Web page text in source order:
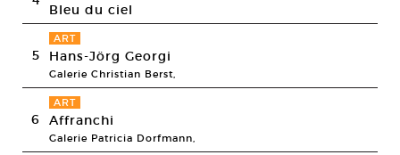
Bleu du ciel
5
ART
Hans-Jörg Georgi
Galerie Christian Berst,
6
ART
Affranchi
Galerie Patricia Dorfmann,